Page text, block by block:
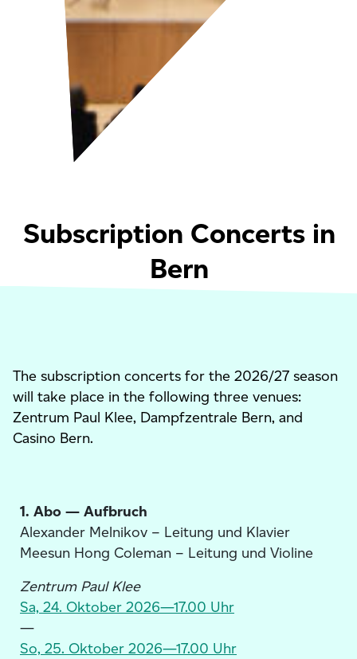
Subscription Concerts in
Bern
The subscription concerts for the 2026/27 season
will take place in the following three venues:
Zentrum Paul Klee, Dampfzentrale Bern, and
Casino Bern.
1. Abo — Aufbruch
Alexander Melnikov – Leitung und Klavier
Meesun Hong Coleman – Leitung und Violine
Zentrum Paul Klee
Sa, 24. Oktober 2026—17.00 Uhr
—
So, 25. Oktober 2026—17.00 Uhr